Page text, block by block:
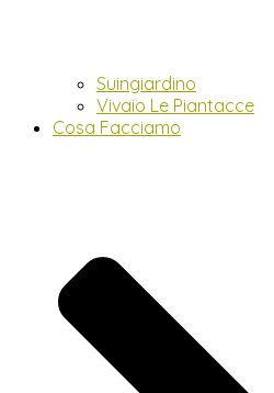
Suingiardino
Vivaio Le Piantacce
Cosa Facciamo